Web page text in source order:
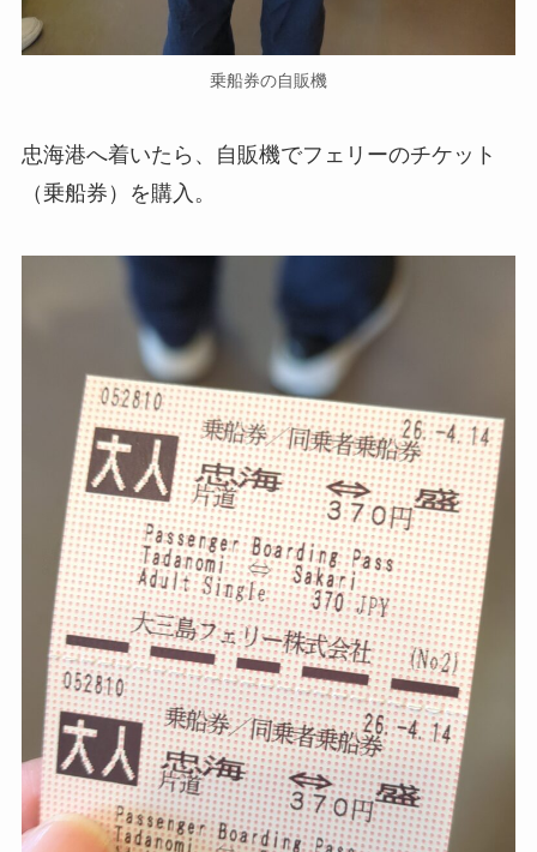
乗船券の自販機
忠海港へ着いたら、自販機でフェリーのチケット
（乗船券）を購入。